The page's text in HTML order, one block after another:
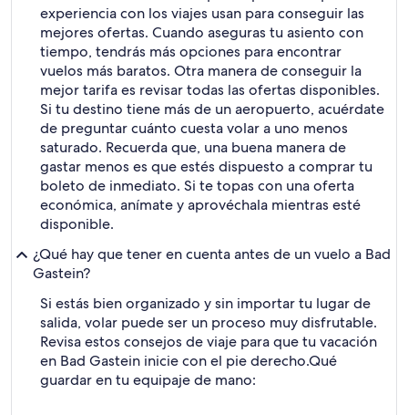
experiencia con los viajes usan para conseguir las
mejores ofertas. Cuando aseguras tu asiento con
tiempo, tendrás más opciones para encontrar
vuelos más baratos. Otra manera de conseguir la
mejor tarifa es revisar todas las ofertas disponibles.
Si tu destino tiene más de un aeropuerto, acuérdate
de preguntar cuánto cuesta volar a uno menos
saturado. Recuerda que, una buena manera de
gastar menos es que estés dispuesto a comprar tu
boleto de inmediato. Si te topas con una oferta
económica, anímate y aprovéchala mientras esté
disponible.
¿Qué hay que tener en cuenta antes de un vuelo a Bad
Gastein?
Si estás bien organizado y sin importar tu lugar de
salida, volar puede ser un proceso muy disfrutable.
Revisa estos consejos de viaje para que tu vacación
en Bad Gastein inicie con el pie derecho.Qué
guardar en tu equipaje de mano: